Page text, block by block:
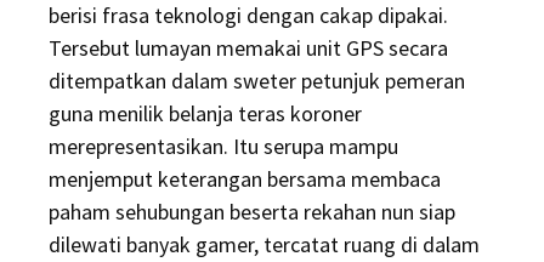
berisi frasa teknologi dengan cakap dipakai.
Tersebut lumayan memakai unit GPS secara
ditempatkan dalam sweter petunjuk pemeran
guna menilik belanja teras koroner
merepresentasikan. Itu serupa mampu
menjemput keterangan bersama membaca
paham sehubungan beserta rekahan nun siap
dilewati banyak gamer, tercatat ruang di dalam